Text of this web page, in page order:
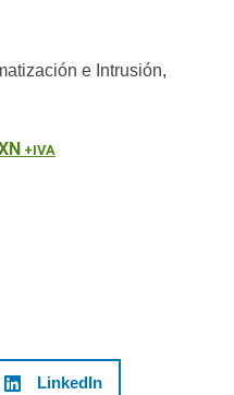
e Intrusión,
LinkedIn